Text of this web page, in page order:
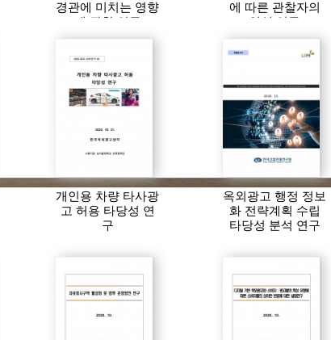
경관에 미치는 영향
에 관한 연구
에 따른 관찰자의
인식 연구
개인용 차량 타사광
고 허용 타당성 연
구
옥외광고 행정 정보
화 전략계획 수립
타당성 분석 연구